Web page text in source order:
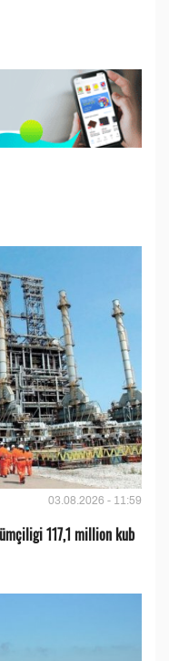
03.08.2026 - 11:59
117,1 million kub